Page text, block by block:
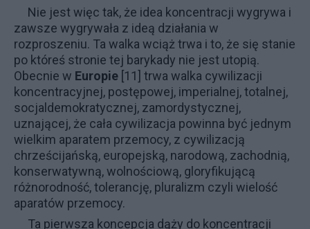
Nie jest więc tak, że idea koncentracji wygrywa i
zawsze wygrywała z ideą działania w
rozproszeniu. Ta walka wciąż trwa i to, że się stanie
po któreś stronie tej barykady nie jest utopią.
Obecnie w Europie [11] trwa walka cywilizacji
koncentracyjnej, postępowej, imperialnej, totalnej,
socjaldemokratycznej, zamordystycznej,
uznającej, że cała cywilizacja powinna być jednym
wielkim aparatem przemocy, z cywilizacją
chrześcijańską, europejską, narodową, zachodnią,
konserwatywną, wolnościową, gloryfikującą
różnorodność, tolerancję, pluralizm czyli wielość
aparatów przemocy.
Ta pierwsza koncepcja dąży do koncentracji